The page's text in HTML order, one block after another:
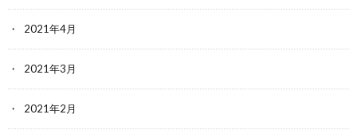
2021年4月
2021年3月
2021年2月